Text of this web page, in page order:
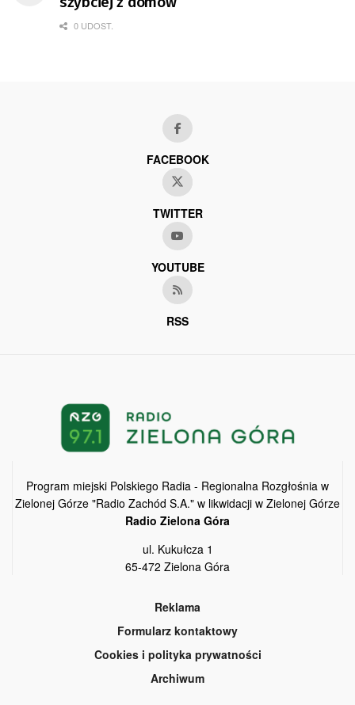
0 UDOST.
FACEBOOK
TWITTER
YOUTUBE
RSS
Program miejski Polskiego Radia - Regionalna Rozgłośnia w
Zielonej Górze "Radio Zachód S.A." w likwidacji w Zielonej Górze
Radio Zielona Góra
ul. Kukułcza 1
65-472 Zielona Góra
Reklama
Formularz kontaktowy
Cookies i polityka prywatności
Archiwum